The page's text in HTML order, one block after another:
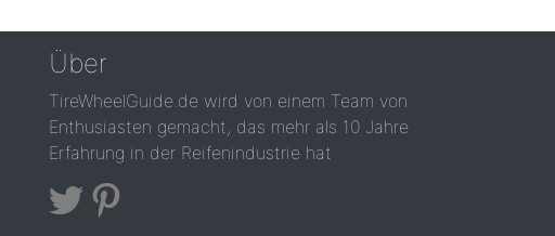
Über
TireWheelGuide.de wird von einem Team von
Enthusiasten gemacht, das mehr als 10 Jahre
Erfahrung in der Reifenindustrie hat